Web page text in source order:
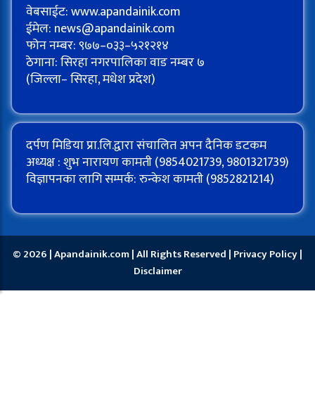
वेबसाईट: www.apandainik.com
ईमेल: news@apandainik.com
फोन नम्बर: ९७७–०३३–५२१२१४
ठेगाना: सिरहा नगरपालिका वाड नम्बर ७
(जिल्ला– सिरहा, मधेश प्रदेश)
दर्पण मिडिया प्रा.लि.द्वारा संचालित अपन दैनिक डटकम
अध्यक्ष : शुभ नारायण कामती (9854021739, 9801321739)
विज्ञापनका लागि सम्पर्क: रुन्केश कामती (9852821214)
© 2026 | Apandainik.com | All Rights Reserved | Privacy Policy|
Disclaimer